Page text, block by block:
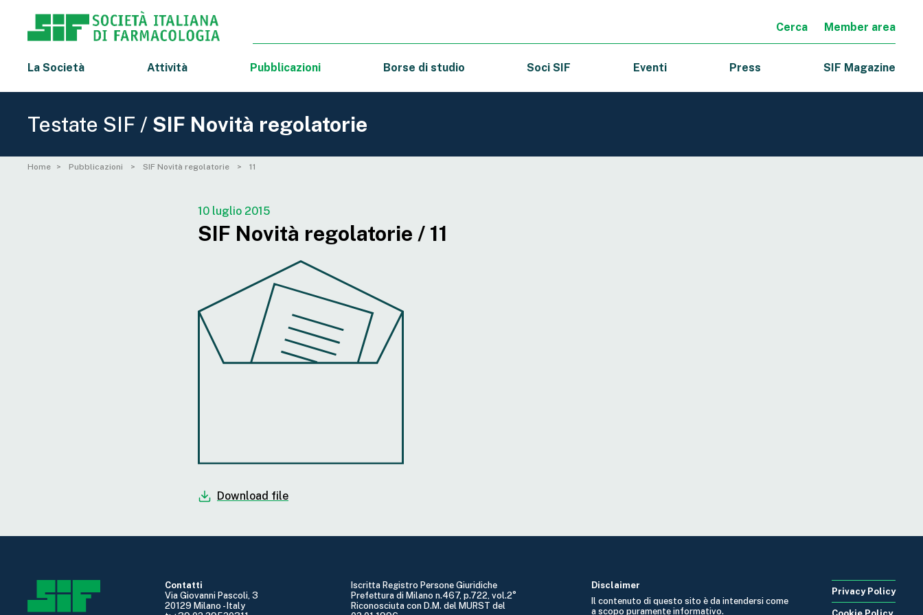
Cerca Member area
La Società Attività Pubblicazioni Borse di studio Soci SIF Eventi Press SIF Magazine
Testate SIF / SIF Novità regolatorie
Home Pubblicazioni SIF Novità regolatorie 11
10 luglio 2015
SIF Novità regolatorie / 11
Download file
Contatti
Via Giovanni Pascoli, 3
20129 Milano - Italy
Iscritta Registro Persone Giuridiche
Prefettura di Milano n.467, p.722, vol.2°
Riconosciuta con D.M. del MURST del
Disclaimer
Il contenuto di questo sito è da intendersi come
a scopo puramente informativo.
Privacy Policy